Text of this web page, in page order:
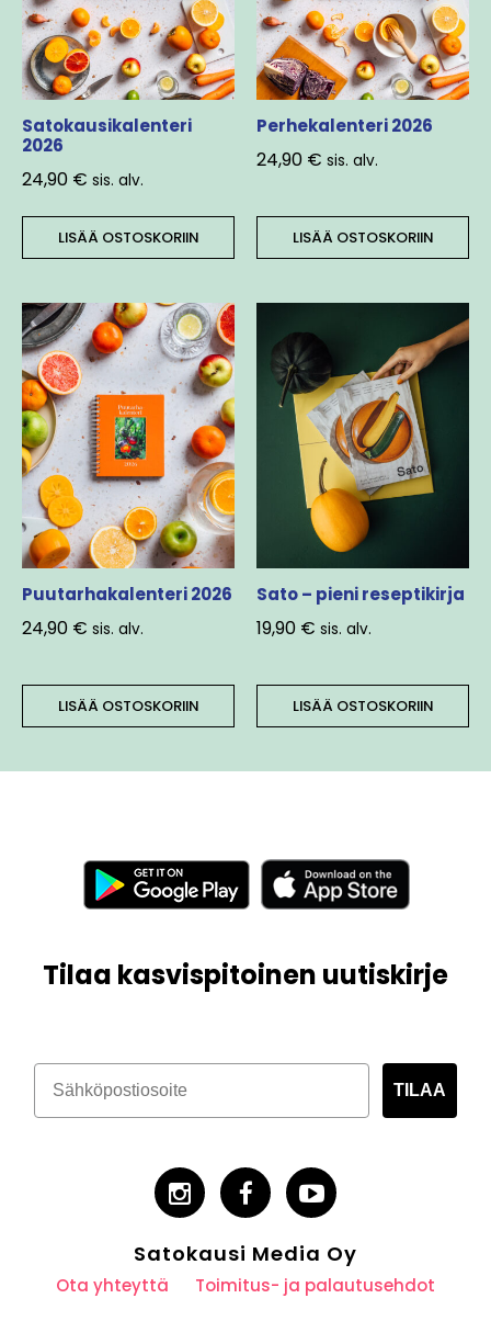
Satokausikalenteri
2026
24,90 € sis. alv.
LISÄÄ OSTOSKORIIN
Perhekalenteri 2026
24,90 € sis. alv.
LISÄÄ OSTOSKORIIN
Puutarhakalenteri 2026
24,90 € sis. alv.
LISÄÄ OSTOSKORIIN
Sato – pieni reseptikirja
19,90 € sis. alv.
LISÄÄ OSTOSKORIIN
Tilaa kasvispitoinen uutiskirje
TILAA
Satokausi Media Oy
Ota yhteyttä Toimitus- ja palautusehdot